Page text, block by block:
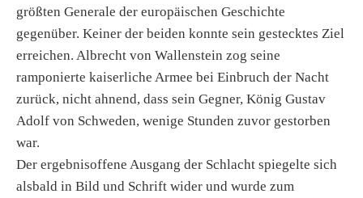
größten Generale der europäischen Geschichte
gegenüber. Keiner der beiden konnte sein gestecktes Ziel
erreichen. Albrecht von Wallenstein zog seine
ramponierte kaiserliche Armee bei Einbruch der Nacht
zurück, nicht ahnend, dass sein Gegner, König Gustav
Adolf von Schweden, wenige Stunden zuvor gestorben
war.
Der ergebnisoffene Ausgang der Schlacht spiegelte sich
alsbald in Bild und Schrift wider und wurde zum